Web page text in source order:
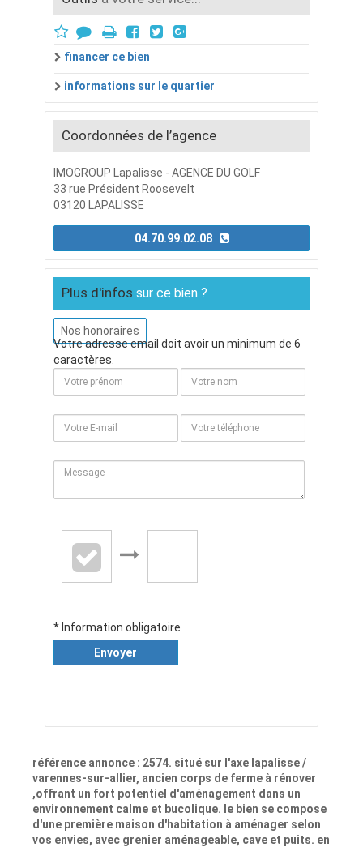
financer ce bien
informations sur le quartier
Coordonnées de l’agence
IMOGROUP Lapalisse - AGENCE DU GOLF
33 rue Président Roosevelt
03120 LAPALISSE
Plus d'infos sur ce bien ?
Nos honoraires
Votre adresse email doit avoir un minimum de 6
caractères.
* Information obligatoire
Envoyer
référence annonce : 2574. situé sur l'axe lapalisse /
varennes-sur-allier, ancien corps de ferme à rénover
,offrant un fort potentiel d'aménagement dans un
environnement calme et bucolique. le bien se compose
d'une première maison d'habitation à aménager selon
vos envies, avec grenier aménageable, cave et puits. en